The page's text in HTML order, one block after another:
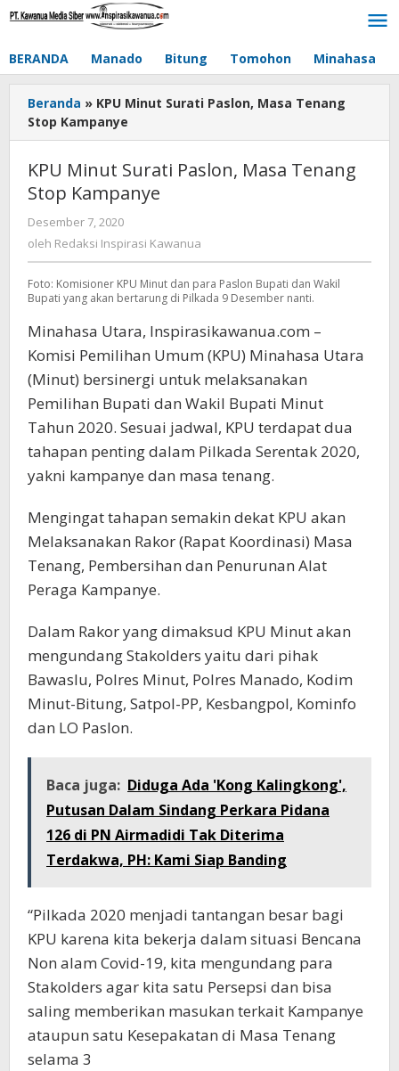
Lewati
BERANDA Manado Bitung Tomohon Minahasa
Beranda » KPU Minut Surati Paslon, Masa Tenang
Stop Kampanye
KPU Minut Surati Paslon, Masa Tenang
Stop Kampanye
Desember 7, 2020
Redaksi
oleh Redaksi Inspirasi Kawanua
Foto: Komisioner KPU Minut dan para Paslon Bupati dan Wakil
Bupati yang akan bertarung di Pilkada 9 Desember nanti.
Minahasa Utara, Inspirasikawanua.com –
Komisi Pemilihan Umum (KPU) Minahasa Utara
(Minut) bersinergi untuk melaksanakan
Pemilihan Bupati dan Wakil Bupati Minut
Tahun 2020. Sesuai jadwal, KPU terdapat dua
tahapan penting dalam Pilkada Serentak 2020,
yakni kampanye dan masa tenang.
Mengingat tahapan semakin dekat KPU akan
Melaksanakan Rakor (Rapat Koordinasi) Masa
Tenang, Pembersihan dan Penurunan Alat
Peraga Kampanye.
Dalam Rakor yang dimaksud KPU Minut akan
mengundang Stakolders yaitu dari pihak
Bawaslu, Polres Minut, Polres Manado, Kodim
Minut-Bitung, Satpol-PP, Kesbangpol, Kominfo
dan LO Paslon.
Baca juga: Diduga Ada 'Kong Kalingkong',
Putusan Dalam Sindang Perkara Pidana
126 di PN Airmadidi Tak Diterima
Terdakwa, PH: Kami Siap Banding
“Pilkada 2020 menjadi tantangan besar bagi
KPU karena kita bekerja dalam situasi Bencana
Non alam Covid-19, kita mengundang para
Stakolders agar kita satu Persepsi dan bisa
saling memberikan masukan terkait Kampanye
ataupun satu Kesepakatan di Masa Tenang
selama 3